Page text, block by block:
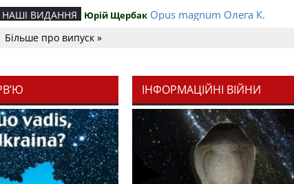
НАШІ ВИДАННЯ Юрій Щербак Opus magnum Олега К.
Романчука
СЛОВО РЕДАКЦІЙНЕ Олег К. Романчук Журавель і синиця як
української політстратегії й тактики
Більше про випуск »
ІНФОРМАЦІЙНІ ВІЙНИ